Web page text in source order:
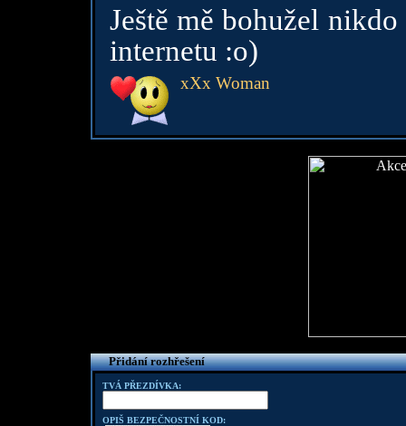
Ještě mě bohužel
internetu :o)
xXx Woman
Přidání rozhřešení
TVÁ PŘEZDÍVKA:
OPIŠ BEZPEČNOSTNÍ KOD: